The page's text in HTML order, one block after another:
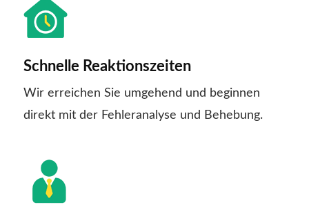
Schnelle Reaktionszeiten
Wir erreichen Sie umgehend und beginnen
direkt mit der Fehleranalyse und Behebung.